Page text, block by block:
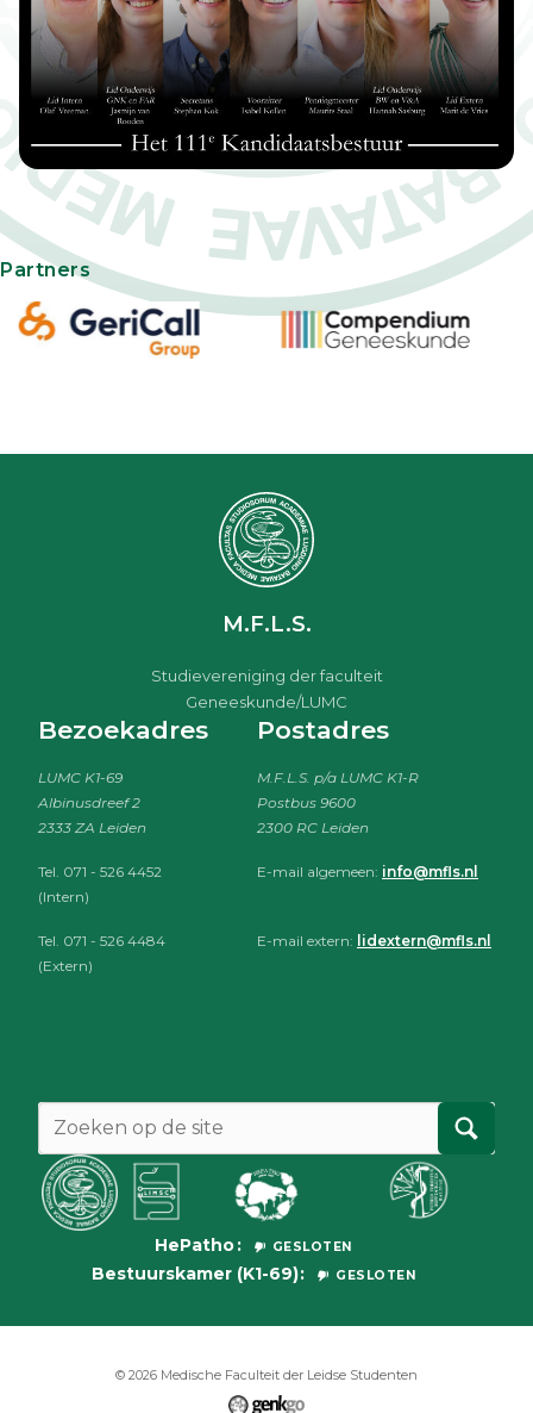
Partners
M.F.L.S.
Studievereniging der faculteit
Geneeskunde/LUMC
Bezoekadres
LUMC K1-69
Albinusdreef 2
2333 ZA Leiden
Tel. 071 - 526 4452
(Intern)
Tel. 071 - 526 4484
(Extern)
Postadres
M.F.L.S. p/a LUMC K1-R
Postbus 9600
2300 RC Leiden
E-mail algemeen: info@mfls.nl
E-mail extern: lidextern@mfls.nl
HePatho GESLOTEN
Bestuurskamer (K1-69) GESLOTEN
© 2026 Medische Faculteit der Leidse Studenten